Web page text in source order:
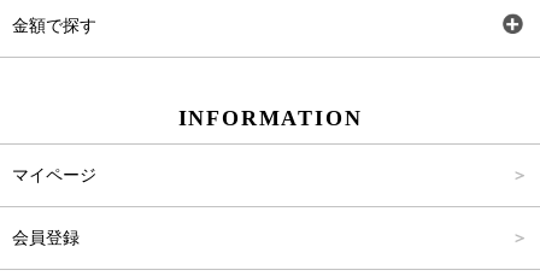
金額で探す
INFORMATION
マイページ
会員登録